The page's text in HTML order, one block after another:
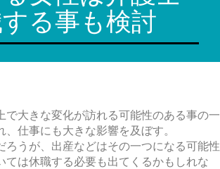
る事も検討
で大きな変化が訪れる可能性のある事の一
仕事にも大きな影響を及ぼす。
ろうが、出産などはその一つになる可能性
ては休職する必要も出てくるかもしれな